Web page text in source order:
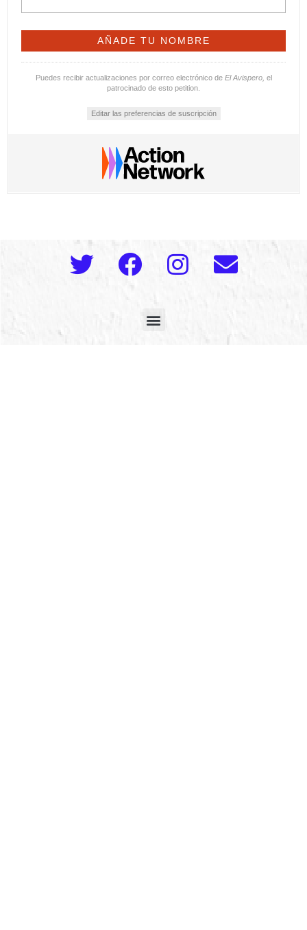
Puedes recibir actualizaciones por correo electrónico de El Avispero, el
patrocinado de esto petition.
Editar las preferencias de suscripción